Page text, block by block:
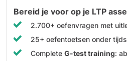
Bereid je voor op je LTP
2.700+ oefenvragen met
25+ oefentoetsen onder
Complete G-test training: